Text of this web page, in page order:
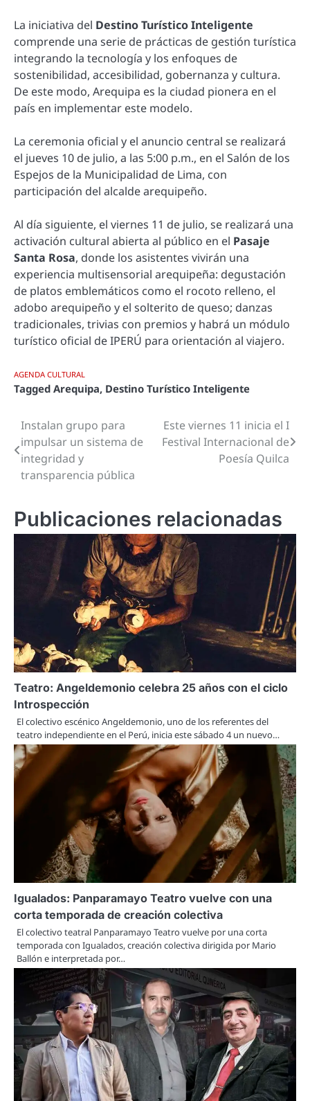
La iniciativa del Destino Turístico Inteligente
comprende una serie de prácticas de gestión turística
integrando la tecnología y los enfoques de
sostenibilidad, accesibilidad, gobernanza y cultura.
De este modo, Arequipa es la ciudad pionera en el
país en implementar este modelo.
La ceremonia oficial y el anuncio central se realizará
el jueves 10 de julio, a las 5:00 p.m., en el Salón de los
Espejos de la Municipalidad de Lima, con
participación del alcalde arequipeño.
Al día siguiente, el viernes 11 de julio, se realizará una
activación cultural abierta al público en el Pasaje
Santa Rosa, donde los asistentes vivirán una
experiencia multisensorial arequipeña: degustación
de platos emblemáticos como el rocoto relleno, el
adobo arequipeño y el solterito de queso; danzas
tradicionales, trivias con premios y habrá un módulo
turístico oficial de IPERÚ para orientación al viajero.
AGENDA CULTURAL
Tagged Arequipa, Destino Turístico Inteligente
Navegación
de
entradas
Instalan grupo para
impulsar un sistema de
integridad y
transparencia pública
Este viernes 11 inicia el I
Festival Internacional de
Poesía Quilca
Publicaciones relacionadas
Teatro: Angeldemonio celebra 25 años con el ciclo
Introspección
El colectivo escénico Angeldemonio, uno de los referentes del
teatro independiente en el Perú, inicia este sábado 4 un nuevo…
Igualados: Panparamayo Teatro vuelve con una
corta temporada de creación colectiva
El colectivo teatral Panparamayo Teatro vuelve por una corta
temporada con Igualados, creación colectiva dirigida por Mario
Ballón e interpretada por…